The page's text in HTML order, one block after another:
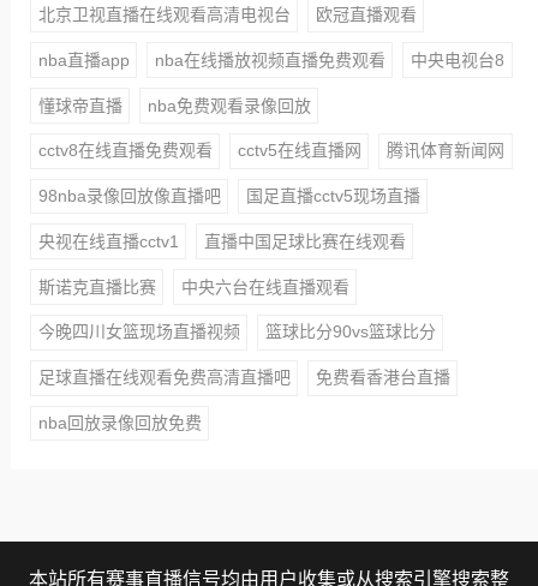
北京卫视直播在线观看高清电视台 欧冠直播观看
nba直播app nba在线播放视频直播免费观看 中央电视台8
懂球帝直播 nba免费观看录像回放
cctv8在线直播免费观看 cctv5在线直播网 腾讯体育新闻网
98nba录像回放像直播吧 国足直播cctv5现场直播
央视在线直播cctv1 直播中国足球比赛在线观看
斯诺克直播比赛 中央六台在线直播观看
今晚四川女篮现场直播视频 篮球比分90vs篮球比分
足球直播在线观看免费高清直播吧 免费看香港台直播
nba回放录像回放免费
本站所有赛事直播信号均由用户收集或从搜索引擎搜索整